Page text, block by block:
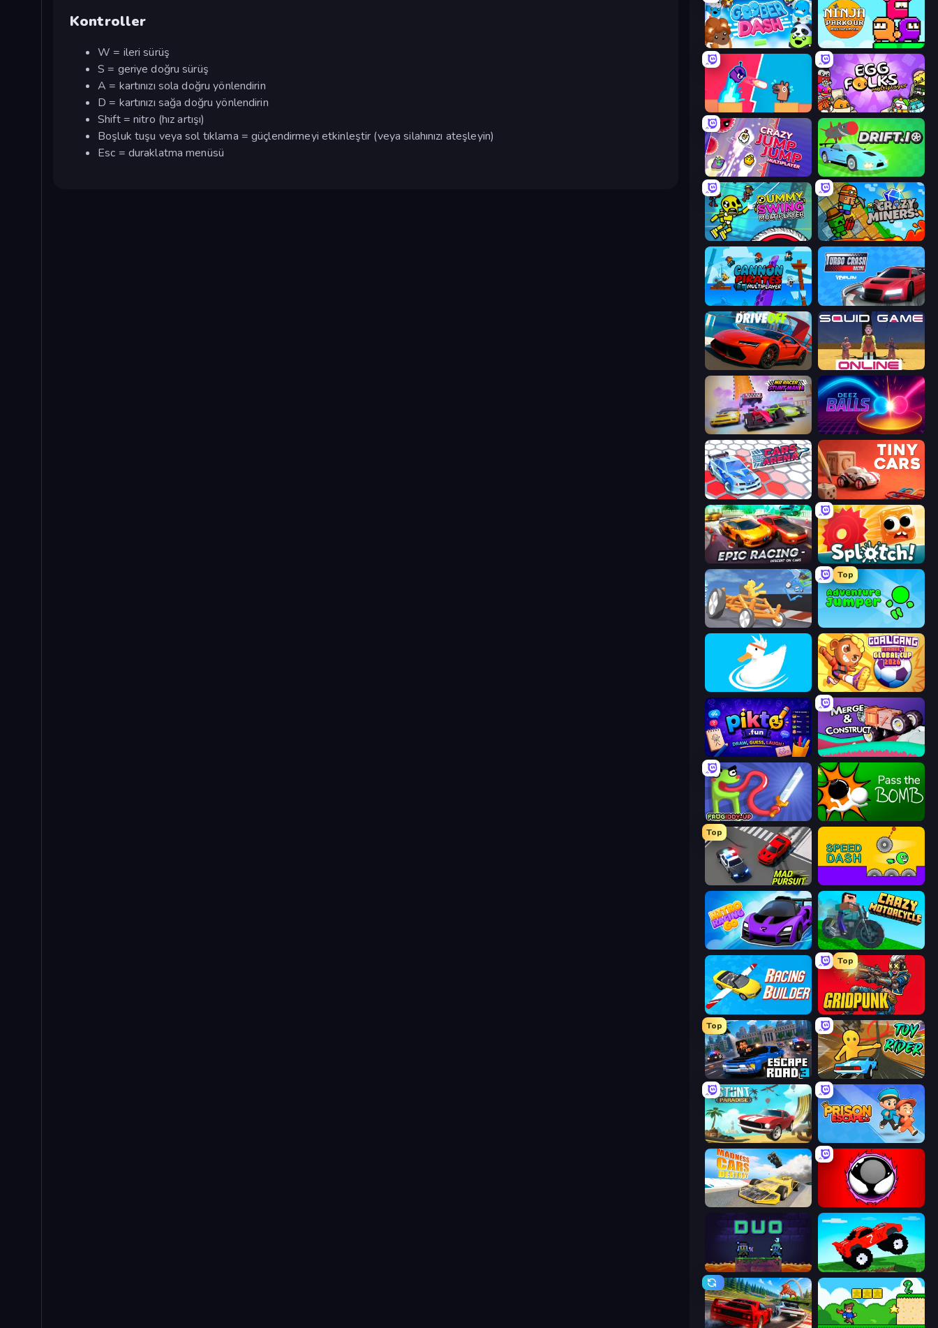
Kontroller
W = ileri sürüş
S = geriye doğru sürüş
A = kartınızı sola doğru yönlendirin
D = kartınızı sağa doğru yönlendirin
Shift = nitro (hız artışı)
Boşluk tuşu veya sol tıklama = güçlendirmeyi etkinleştir (veya silahınızı ateşleyin)
Esc = duraklatma menüsü
Goober Dash Ninja Parkour Multiplayer
Boom Slingers ReBoom Egg Folks Multiplayer
Crazy Jump Jump Multiplayer Drift.io
Crazy Dummy Swing Multiplayer Crazy Miners
Cannon Pirates Multiplayer Turbo Crash
DriveOff Squid Game Online
MR RACER Stunt Mania Deez Balls
Cars Arena Tiny Cars
Epic Racing - Descent on Cars Splotch!
Draw Crash Race
Top
Adventure Jumper
Ducklings Goal Gang
Pikto.fun Merge & Construct
Frogiddy Pass The Bomb
Top
Mad Pursuit
Nitro Racing Go Crazy Motorcycle
Racing Builder
Top
Top
Escape Road 3 Toy Rider
Stunt Paradise Prison Escape.io
Madness Cars Destroy Splatmans
Duo Funny Mad Racing